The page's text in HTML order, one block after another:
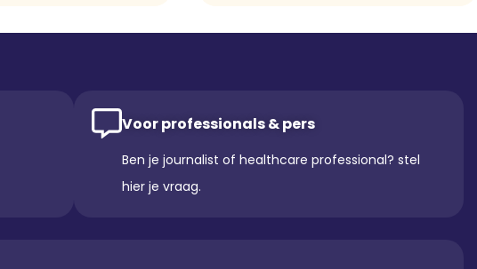
Voor professionals & pers
Ben je journalist of healthcare professional? stel
hier je vraag.